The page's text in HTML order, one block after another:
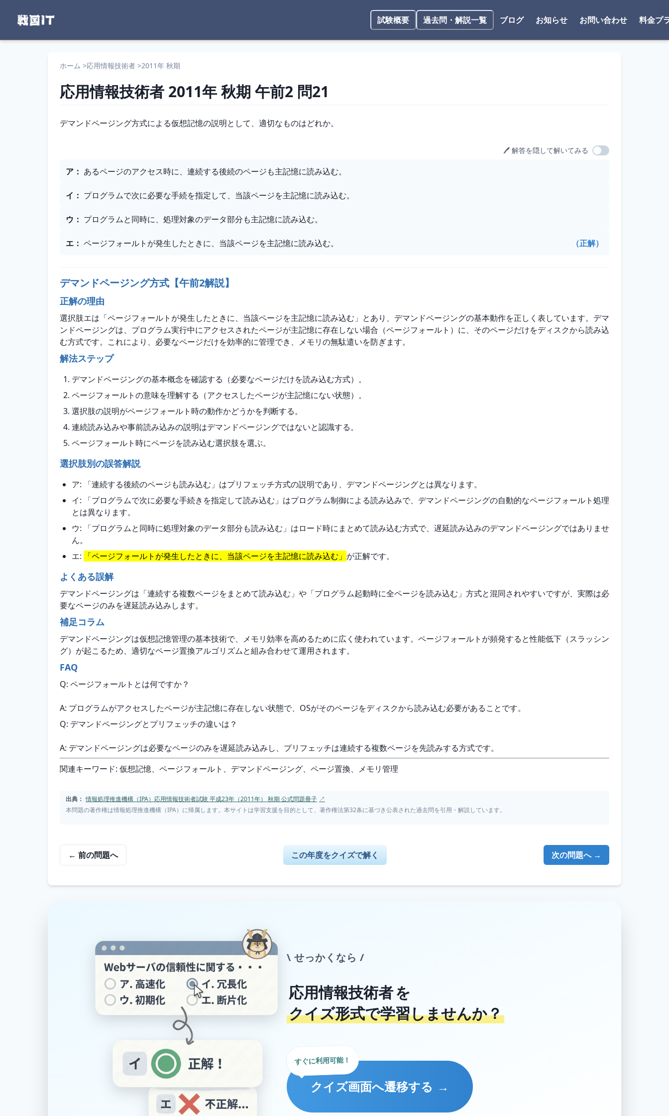
試験概要 過去問・解説一覧 ブログ お知らせ お問い合わせ 料金プ
ホーム >応用情報技術者 >2011年 秋期
応用情報技術者 2011年 秋期 午前2 問21
問題文
デマンドページング方式による仮想記憶の説明として、適切なものはどれか。
🖊️ 解答を隠して解いてみる
選択肢
ア ： あるページのアクセス時に、連続する後続のページも主記憶に読み込む。
イ ： プログラムで次に必要な手続を指定して、当該ページを主記憶に読み込む。
ウ ： プログラムと同時に、処理対象のデータ部分も主記憶に読み込む。
エ ： ページフォールトが発生したときに、当該ページを主記憶に読み込む。 （正解）
デマンドページング方式【午前2解説】
正解の理由
選択肢エは「ページフォールトが発生したときに、当該ページを主記憶に読み込む」とあり、デマンドページングの基本動作を正しく表しています。デマ
ンドページングは、プログラム実行中にアクセスされたページが主記憶に存在しない場合（ページフォールト）に、そのページだけをディスクから読み込
む方式です。これにより、必要なページだけを効率的に管理でき、メモリの無駄遣いを防ぎます。
解法ステップ
デマンドページングの基本概念を確認する（必要なページだけを読み込む方式）。
ページフォールトの意味を理解する（アクセスしたページが主記憶にない状態）。
選択肢の説明がページフォールト時の動作かどうかを判断する。
連続読み込みや事前読み込みの説明はデマンドページングではないと認識する。
ページフォールト時にページを読み込む選択肢を選ぶ。
選択肢別の誤答解説
ア: 「連続する後続のページも読み込む」はプリフェッチ方式の説明であり、デマンドページングとは異なります。
イ: 「プログラムで次に必要な手続きを指定して読み込む」はプログラム制御による読み込みで、デマンドページングの自動的なページフォールト処理
とは異なります。
ウ: 「プログラムと同時に処理対象のデータ部分も読み込む」はロード時にまとめて読み込む方式で、遅延読み込みのデマンドページングではありませ
ん。
エ:
「ページフォールトが発生したときに、当該ページを主記憶に読み込む」 が正解です。
よくある誤解
デマンドページングは「連続する複数ページをまとめて読み込む」や「プログラム起動時に全ページを読み込む」方式と混同されやすいですが、実際は必
要なページのみを遅延読み込みします。
補足コラム
デマンドページングは仮想記憶管理の基本技術で、メモリ効率を高めるために広く使われています。ページフォールトが頻発すると性能低下（スラッシン
グ）が起こるため、適切なページ置換アルゴリズムと組み合わせて運用されます。
FAQ
Q: ページフォールトとは何ですか？
A: プログラムがアクセスしたページが主記憶に存在しない状態で、OSがそのページをディスクから読み込む必要があることです。
Q: デマンドページングとプリフェッチの違いは？
A: デマンドページングは必要なページのみを遅延読み込みし、プリフェッチは連続する複数ページを先読みする方式です。
関連キーワード: 仮想記憶、ページフォールト、デマンドページング、ページ置換、メモリ管理
出典： 情報処理推進機構（IPA）応用情報技術者試験 平成23年（2011年） 秋期 公式問題冊子 ↗
本問題の著作権は情報処理推進機構（IPA）に帰属します。本サイトは学習支援を目的として、著作権法第32条に基づき公表された過去問を引用・解説しています。
← 前の問題へ この年度をクイズで解く 次の問題へ →
\ せっかくなら /
応用情報技術者を
クイズ形式で学習しませんか？
クイズ画面へ遷移する →
すぐに利用可能！